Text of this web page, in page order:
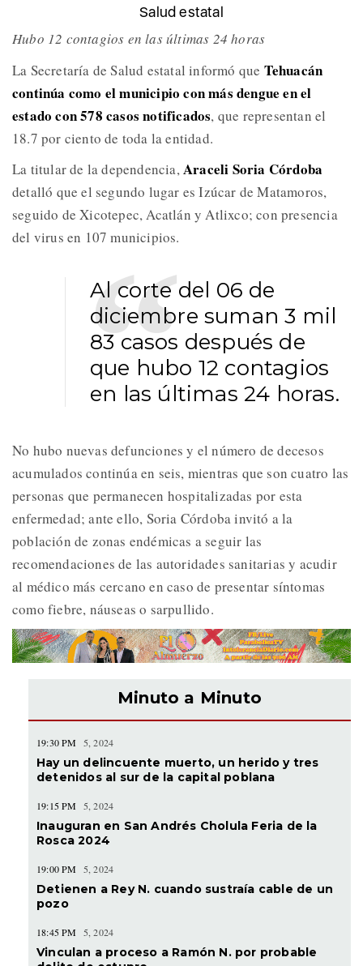
Salud estatal
Hubo 12 contagios en las últimas 24 horas
La Secretaría de Salud estatal informó que Tehuacán
continúa como el municipio con más dengue en el
estado con 578 casos notificados, que representan el
18.7 por ciento de toda la entidad.
La titular de la dependencia,Araceli Soria Córdoba
detalló que el segundo lugar es Izúcar de Matamoros,
seguido de Xicotepec, Acatlán y Atlixco; con presencia
del virus en 107 municipios.
Al corte del 06 de
diciembre suman 3 mil
83 casos después de
que hubo 12 contagios
en las últimas 24 horas.
No hubo nuevas defunciones y el número de decesos
acumulados continúa en seis, mientras que son cuatro las
personas que permanecen hospitalizadas por esta
enfermedad; ante ello, Soria Córdoba invitó a la
población de zonas endémicas a seguir las
recomendaciones de las autoridades sanitarias y acudir
al médico más cercano en caso de presentar síntomas
como fiebre, náuseas o sarpullido.
Minuto a Minuto
19:30 PM 5, 2024
Hay un delincuente muerto, un herido y tres
detenidos al sur de la capital poblana
19:15 PM 5, 2024
Inauguran en San Andrés Cholula Feria de la
Rosca 2024
19:00 PM 5, 2024
Detienen a Rey N. cuando sustraía cable de un
pozo
18:45 PM 5, 2024
Vinculan a proceso a Ramón N. por probable